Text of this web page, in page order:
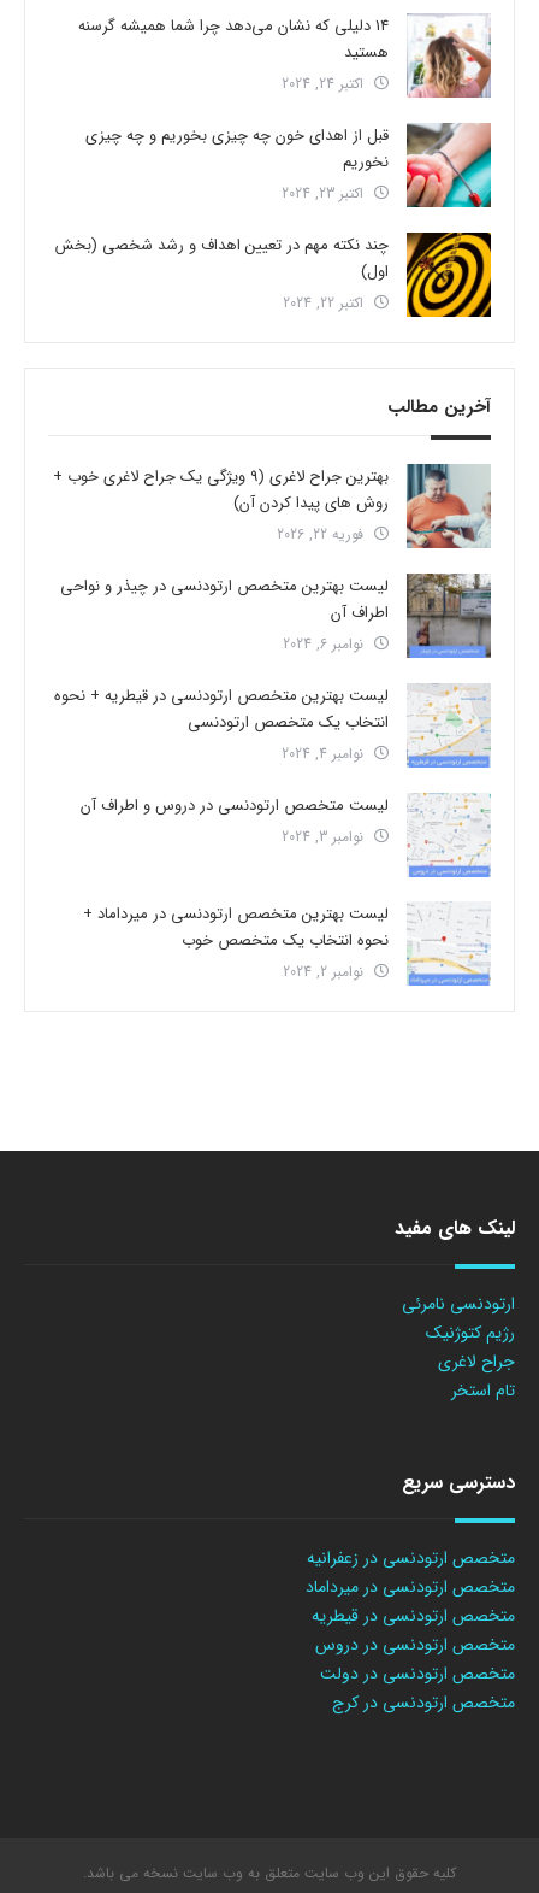
14 دلیلی که نشان می‌دهد چرا شما همیشه گرسنه
هستید
اکتبر 24, 2024
قبل از اهدای خون چه چیزی بخوریم و چه چیزی
نخوریم
اکتبر 23, 2024
چند نکته مهم در تعیین اهداف و رشد شخصی (بخش
اول)
اکتبر 22, 2024
آخرین مطالب
بهترین جراح لاغری (9 ویژگی یک جراح لاغری خوب +
روش های پیدا کردن آن)
فوریه 22, 2026
لیست بهترین متخصص ارتودنسی در چیذر و نواحی
اطراف آن
نوامبر 6, 2024
لیست بهترین متخصص ارتودنسی در قیطریه + نحوه
انتخاب یک متخصص ارتودنسی
نوامبر 4, 2024
لیست متخصص ارتودنسی در دروس و اطراف آن
نوامبر 3, 2024
لیست بهترین متخصص ارتودنسی در میرداماد +
نحوه انتخاب یک متخصص خوب
نوامبر 2, 2024
لینک های مفید
ارتودنسی نامرئی
رژیم کتوژنیک
جراح لاغری
تام استخر
دسترسی سریع
متخصص ارتودنسی در زعفرانیه
متخصص ارتودنسی در میرداماد
متخصص ارتودنسی در قیطریه
متخصص ارتودنسی در دروس
متخصص ارتودنسی در دولت
متخصص ارتودنسی در کرج
کلیه حقوق این وب سایت متعلق به وب سایت نسخه می باشد.